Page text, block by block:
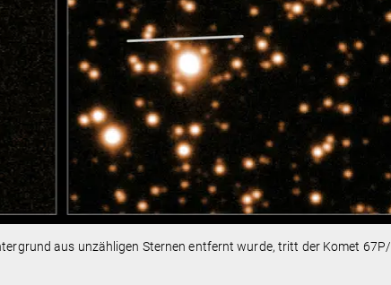
aus unzähligen Sternen entfernt wurde, tritt der Komet 67P/